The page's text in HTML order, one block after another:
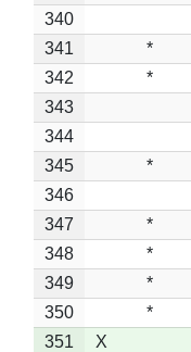
340
341
*
342
*
343
344
345
*
346
347
*
348
*
349
*
350
*
351
X